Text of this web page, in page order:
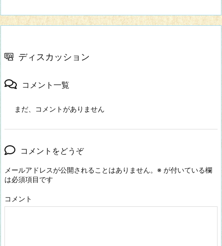
ディスカッション
コメント一覧
まだ、コメントがありません
コメントをどうぞ
メールアドレスが公開されることはありません。 ※ が付いている欄
は必須項目です
コメント